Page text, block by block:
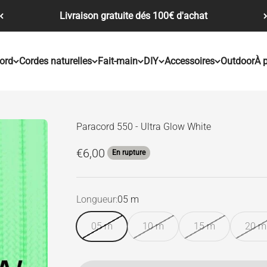
Livraison gratuite dés 100€ d'achat
Cordes naturelles Fait-main DIY Accessoires OutdoorÀ
Paracord 550 - Ultra Glow White
Prix de vente
€6,00 En rupture
Longueur:05 m
05 m 10 m 15 m 20 m